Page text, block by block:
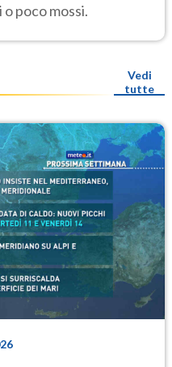
poco mossi.
Vedi
tutte